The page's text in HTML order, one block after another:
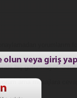
yorumlarım
hiç görünmüyor.
ama mesajlara